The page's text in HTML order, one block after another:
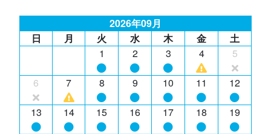
2026年09月
日
月 火 水 木 金
土
1
2 3 4 5
6 7 8 9 10 11 12
13 14 15 16 17 18 19